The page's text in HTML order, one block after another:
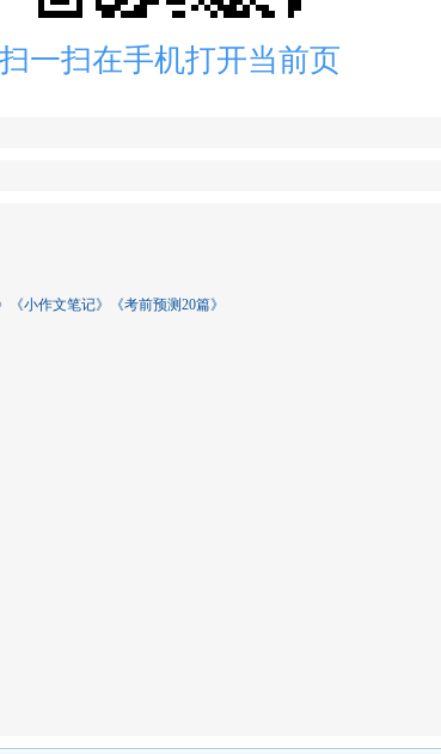
扫一扫在手机打开当前页
小作文笔记》《考前预测20篇》